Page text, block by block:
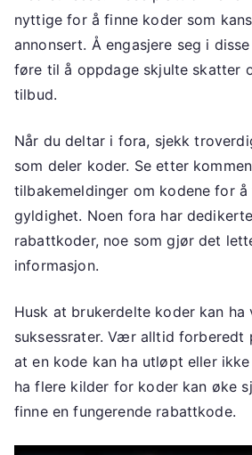
nyttige for å finne koder som
annonsert. Å engasjere seg i
føre til å oppdage skjulte skatter
tilbud.
Når du deltar i fora, sjekk
som deler koder. Se etter
tilbakemeldinger om kodene for å
gyldighet. Noen fora har
rabattkoder, noe som gjør det
informasjon.
Husk at brukerdelte koder kan ha
suksessrater. Vær alltid forberedt
at en kode kan ha utløpt eller
ha flere kilder for koder kan øke
finne en fungerende rabattkode.